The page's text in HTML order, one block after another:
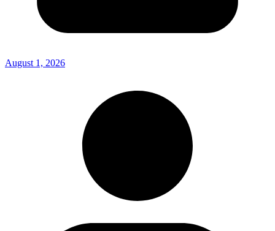
August 1, 2026